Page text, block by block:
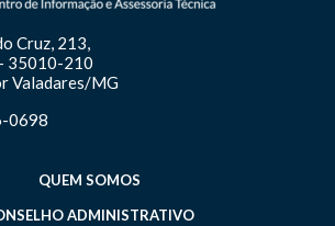
Cruz, 213,
35010-210
Valadares/MG
0698
QUEM SOMOS
ADMINISTRATIVO